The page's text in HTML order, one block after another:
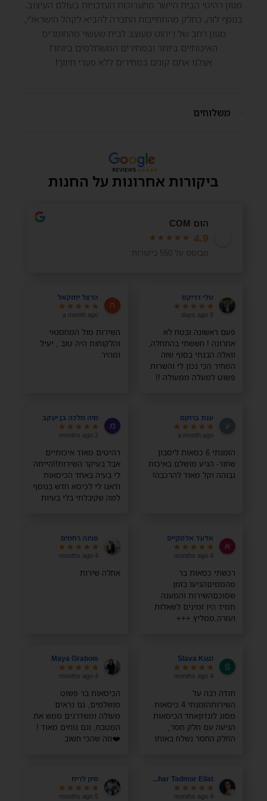
מגוון רהיטי הבית היישר מתערוכות העדכניות בעולם העיצוב.
בנוסף לזה, כחלק מהתחייבות החברה להביא לקהל הישראלי,
מגוון רחב של ריהוט מעוצב לבית שעשוי מהחומרים
האיכותיים ביותר ובמחירים המשתלמים ביותר!
אצלנו אתם קונים במחירים ללא פערי תיווך!
משלוחים
ביקורות אחרונות על החנות
הום COM
4.9
מבוסס על 550 ביקורות
טלי דריקס
9 days ago
פעם ראשונה ובטח לא
אחרונה ! חששתי בהתחלה,
וואלה הבנתי בסוף שזה
המחיר הכי נכון לי והשרות
פשוט למעלה ממעולה !!
הרצל יחזקאל
a month ago
השירות מול המחסנאי
והלקוחות היה טוב , יעיל
ומהיר.
ענת ברוקס
a month ago
הזמנתי 6 כסאות ליסבון
שחור- הגיע מושלם באיכות
גבוהה וקל מאוד להרכבה!
מיה מלכה בן יעקב
2 months ago
רהיטים מאוד איכותיים
אבל בעיקר השירות!!הייתה
לי בעיה באחד הכיסאות
ודאגו לי לכיסא חדש בנוסף
למה שקיבלתי בלי בעיות
אלעד אלמקייס
4 months ago
רכשתי כסאות בר
מהממיםהגיעו בזמן
שסוכםהשירות והמענה
תמיד היו זמינים לשאלות
ועזרה.ממליץ +++
פנינה רחמים
4 months ago
אחלה שירות
Slava Kuzi
4 months ago
תודה רבה על
השירותהזמנתי 4 כיסאות
מסוג לונדוןאחד הכיסאות
הגיעה עם חלק חסר,
החלק החסר נשלח באותו
Maya Grabois
4 months ago
הכיסאות בר פשוט
מושלמים, גם נראים
מעולה ומשדרגים ממש את
המטבח, וגם נוחים מאוד !
❤️מה שהכי חשוב
בקלות
Zohar Tadmor Eilat
4 months ago
סיון לריח
5 months ago